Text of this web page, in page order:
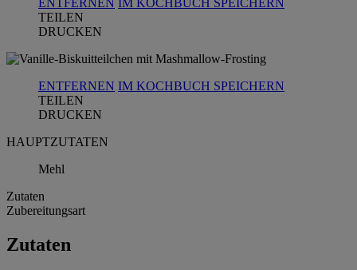
TEILEN
DRUCKEN
ENTFERNEN IM KOCHBUCH SPEICHERN
TEILEN
DRUCKEN
HAUPTZUTATEN
Mehl
Zutaten
Zubereitungsart
Zutaten